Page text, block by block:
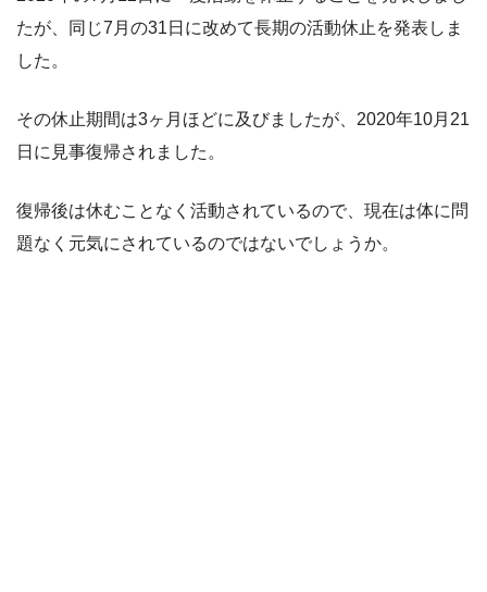
たが、同じ7月の31日に改めて長期の活動休止を発表しま
した。
その休止期間は3ヶ月ほどに及びましたが、2020年10月21
日に見事復帰されました。
復帰後は休むことなく活動されているので、現在は体に問
題なく元気にされているのではないでしょうか。